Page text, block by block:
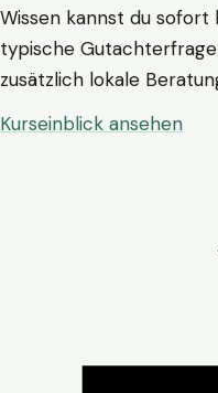
Wissen kannst du sofort
typische
zusätzlich lokale
Kurseinblick ansehen